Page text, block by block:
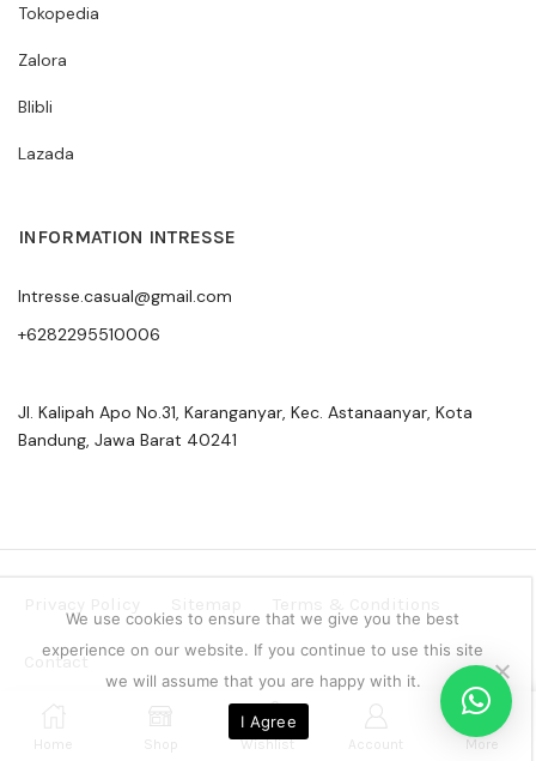
Home Shop
0
Wishlist Account More
Tokopedia
Zalora
Blibli
Lazada
INFORMATION INTRESSE
Intresse.casual@gmail.com
+6282295510006
Jl. Kalipah Apo No.31, Karanganyar, Kec. Astanaanyar, Kota
Bandung, Jawa Barat 40241
Contact
Copyright © 2024 Intresse Official Indonesia
We use cookies to ensure that we give you the best
experience on our website. If you continue to use this site
we will assume that you are happy with it.
I Agree